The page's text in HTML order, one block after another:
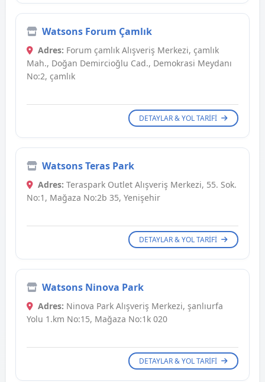
Watsons Forum Çamlık
Adres: Forum çamlık Alışveriş Merkezi, çamlık
Mah., Doğan Demircioğlu Cad., Demokrasi Meydanı
No:2, çamlık
DETAYLAR & YOL TARIFI
Watsons Teras Park
Adres: Teraspark Outlet Alışveriş Merkezi, 55. Sok.
No:1, Mağaza No:2b 35, Yenişehir
DETAYLAR & YOL TARIFI
Watsons Ninova Park
Adres: Ninova Park Alışveriş Merkezi, şanlıurfa
Yolu 1.km No:15, Mağaza No:1k 020
DETAYLAR & YOL TARIFI